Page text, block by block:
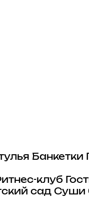
Банкетки
клуб
сад Суши